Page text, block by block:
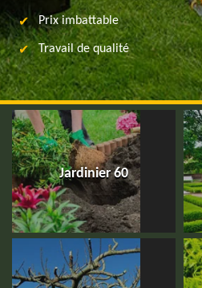
Prix imbattable
Travail de qualité
Jardinier 60